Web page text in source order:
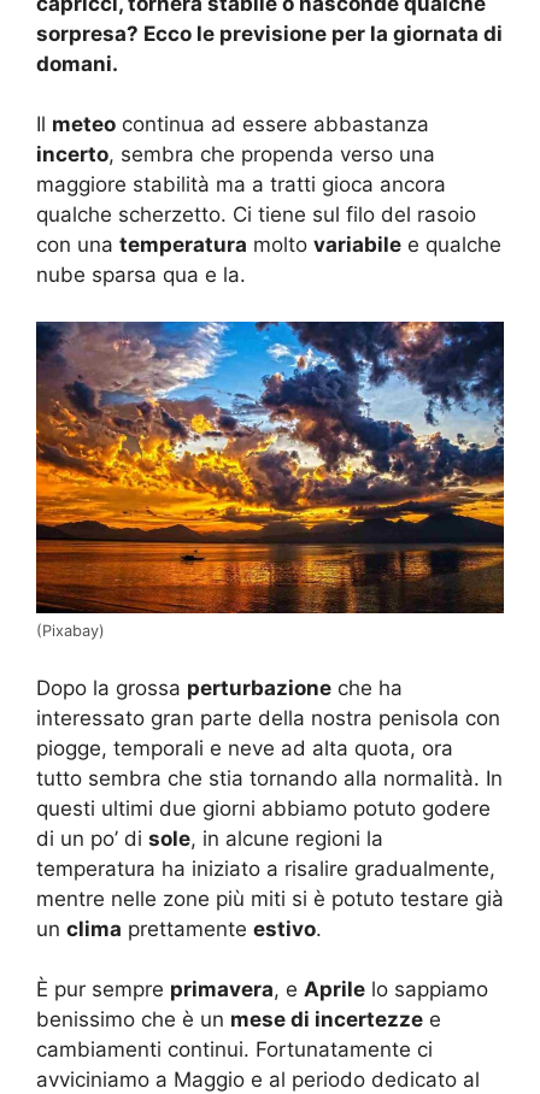
sorpresa? Ecco le previsione per la giornata di
domani.
Il meteo continua ad essere abbastanza
incerto, sembra che propenda verso una
maggiore stabilità ma a tratti gioca ancora
qualche scherzetto. Ci tiene sul filo del rasoio
con una temperatura molto variabile e qualche
nube sparsa qua e la.
(Pixabay)
Dopo la grossa perturbazione che ha
interessato gran parte della nostra penisola con
piogge, temporali e neve ad alta quota, ora
tutto sembra che stia tornando alla normalità. In
questi ultimi due giorni abbiamo potuto godere
di un po’ di sole, in alcune regioni la
temperatura ha iniziato a risalire gradualmente,
mentre nelle zone più miti si è potuto testare già
un clima prettamente estivo.
È pur sempre primavera, e Aprile lo sappiamo
benissimo che è un mese di incertezze e
cambiamenti continui. Fortunatamente ci
avviciniamo a Maggio e al periodo dedicato al